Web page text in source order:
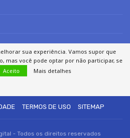
TERMOS DE USO SITEMAP
- Todos os direitos reservados
sua experiência. Vamos supor que
mas você pode optar por não participar, se
Aceito Mais detalhes